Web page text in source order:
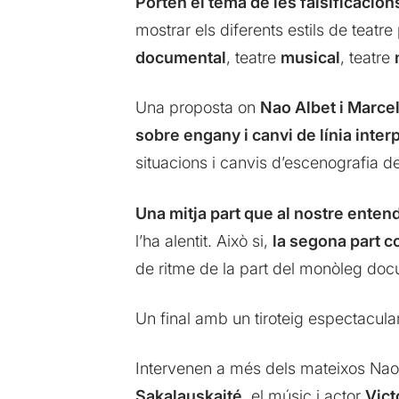
mostrar els diferents estils de
documental, teatre musical, teatre
Una proposta on Nao Albet i
sobre engany i canvi de línia
situacions i canvis d’escenografia
Una mitja part que al nostre
l’ha alentit. Això si, la segona part
de ritme de la part del monòleg
Un final amb un tiroteig
Intervenen a més dels mateixos